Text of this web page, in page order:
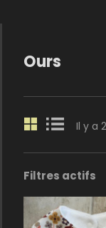
Ours
Il y a
Filtres actifs